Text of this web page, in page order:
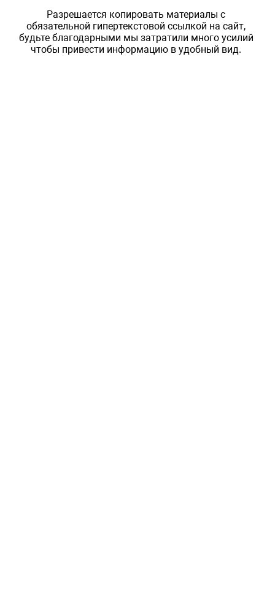
Разрешается копировать материалы с
обязательной гипертекстовой ссылкой на сайт,
будьте благодарными мы затратили много усилий
чтобы привести информацию в удобный вид.